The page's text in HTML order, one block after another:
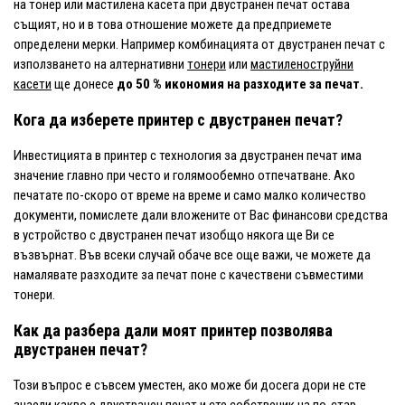
на тонер или мастилена касета при двустранен печат остава
същият, но и в това отношение можете да предприемете
определени мерки. Например комбинацията от двустранен печат с
използването на алтернативни тонери или мастиленоструйни
касети ще донесе до 50 % икономия на разходите за печат.
Кога да изберете принтер с двустранен печат?
Инвестицията в принтер с технология за двустранен печат има
значение главно при често и голямообемно отпечатване. Ако
печатате по-скоро от време на време и само малко количество
документи, помислете дали вложените от Вас финансови средства
в устройство с двустранен печат изобщо някога ще Ви се
възвърнат. Във всеки случай обаче все още важи, че можете да
намалявате разходите за печат поне с качествени съвместими
тонери.
Как да разбера дали моят принтер позволява
двустранен печат?
Този въпрос е съвсем уместен, ако може би досега дори не сте